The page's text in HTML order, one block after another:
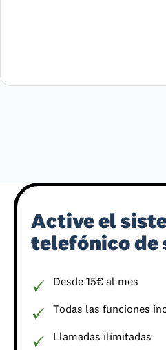
Active el
telefónico de
Desde 15€ al mes
Todas las funciones
Llamadas ilimitadas